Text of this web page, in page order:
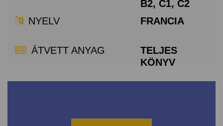
B2, C1, C2
NYELV
FRANCIA
ÁTVETT ANYAG
TELJES
KÖNYV